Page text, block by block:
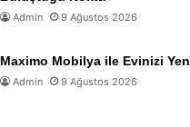
Admin 9 Ağustos 2026
Maximo Mobilya ile Evinizi
Admin 9 Ağustos 2026